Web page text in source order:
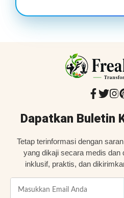
Dapatkan Buletin
Tetap terinformasi dengan
yang dikaji secara medis dan
inklusif, praktis, dan